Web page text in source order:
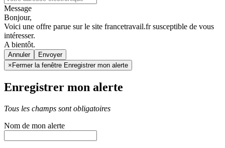
Message
Bonjour,
Voici une offre parue sur le site francetravail.fr susceptible de vous
intéresser.
A bientôt.
Annuler
× Fermer la fenêtre Enregistrer mon alerte
Enregistrer mon alerte
Tous les champs sont obligatoires
Nom de mon alerte